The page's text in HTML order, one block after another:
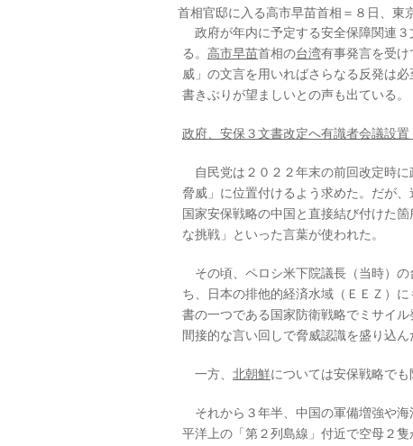
首相官邸に入る高市早苗首相＝８日、東
政府が年内に予定する安全保障関連
る。 高市早苗首相の台湾有事発言を受
威」の文言を用いればさらなる反発は
書きぶりが望ましいとの声も出ている。
政府、安保３文書改定へ有識者会議設
自民党は２０２２年末の前回改定時
脅威」に位置付けるよう求めた。だが、
国家安保戦略の中国と直接結び付けた
な挑戦」といった言葉が使われた。
その頃、ペロシ米下院議長（当時）
ち、日本の排他的経済水域（ＥＥＺ）
書の一つである国家防衛戦略でミサイ
間接的な言い回しで脅威認識を盛り込ん
一方、 北朝鮮については安保戦略で
それから３年半、中国の軍備増強や
平洋上の「第２列島線」付近で空母２